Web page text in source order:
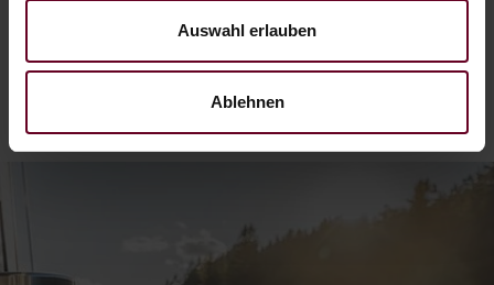
Auswahl erlauben
Ablehnen